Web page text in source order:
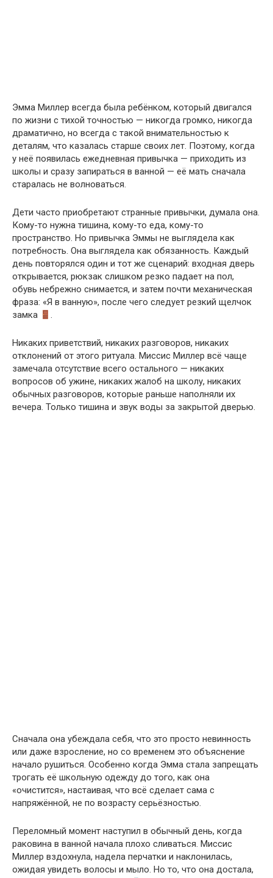
Эмма Миллер всегда была ребёнком, который двигался
по жизни с тихой точностью — никогда громко, никогда
драматично, но всегда с такой внимательностью к
деталям, что казалась старше своих лет. Поэтому, когда
у неё появилась ежедневная привычка — приходить из
школы и сразу запираться в ванной — её мать сначала
старалась не волноваться.
Дети часто приобретают странные привычки, думала она.
Кому-то нужна тишина, кому-то еда, кому-то
пространство. Но привычка Эммы не выглядела как
потребность. Она выглядела как обязанность. Каждый
день повторялся один и тот же сценарий: входная дверь
открывается, рюкзак слишком резко падает на пол,
обувь небрежно снимается, и затем почти механическая
фраза: «Я в ванную», после чего следует резкий щелчок
замка
.
Никаких приветствий, никаких разговоров, никаких
отклонений от этого ритуала. Миссис Миллер всё чаще
замечала отсутствие всего остального — никаких
вопросов об ужине, никаких жалоб на школу, никаких
обычных разговоров, которые раньше наполняли их
вечера. Только тишина и звук воды за закрытой дверью.
Сначала она убеждала себя, что это просто невинность
или даже взросление, но со временем это объяснение
начало рушиться. Особенно когда Эмма стала запрещать
трогать её школьную одежду до того, как она
«очистится», настаивая, что всё сделает сама с
напряжённой, не по возрасту серьёзностью.
Переломный момент наступил в обычный день, когда
раковина в ванной начала плохо сливаться. Миссис
Миллер вздохнула, надела перчатки и наклонилась,
ожидая увидеть волосы и мыло. Но то, что она достала,